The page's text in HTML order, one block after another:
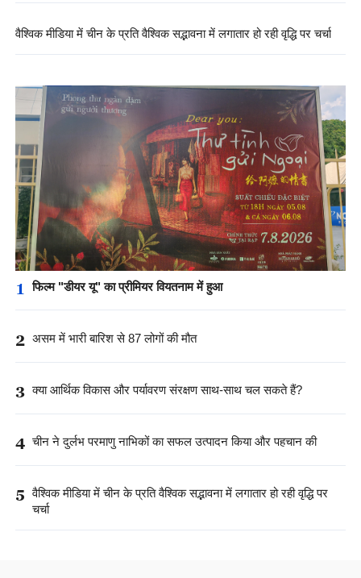
वैश्विक मीडिया में चीन के प्रति वैश्विक सद्भावना में लगातार हो रही वृद्धि पर चर्चा
1 फिल्म "डीयर यू" का प्रीमियर वियतनाम में हुआ
2 असम में भारी बारिश से 87 लोगों की मौत
3 क्या आर्थिक विकास और पर्यावरण संरक्षण साथ-साथ चल सकते हैं?
4 चीन ने दुर्लभ परमाणु नाभिकों का सफल उत्पादन किया और पहचान की
5 वैश्विक मीडिया में चीन के प्रति वैश्विक सद्भावना में लगातार हो रही वृद्धि पर
चर्चा